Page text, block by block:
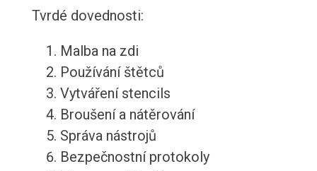
Tvrdé dovednosti:
Malba na zdi
Používání štětců
Vytváření stencils
Broušení a nátěrování
Správa nástrojů
Bezpečnostní protokoly